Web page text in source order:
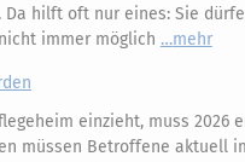
Da hilft oft nur eines: Sie
immer möglich
mehr
einzieht, muss 2026
müssen Betroffene aktuell